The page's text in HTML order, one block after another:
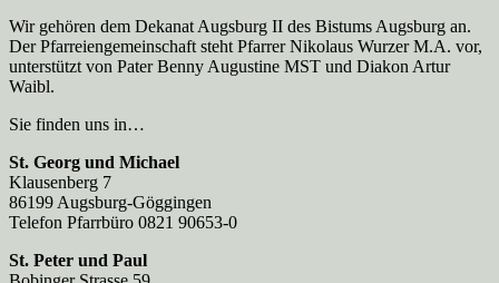
Wir gehören dem Dekanat Augsburg II des Bistums Augsburg an.
Der Pfarreien­gemeinschaft steht Pfarrer Nikolaus Wurzer M.A. vor,
unterstützt von Pater Benny Augustine MST und Diakon Artur
Waibl.
Sie finden uns in…
St. Georg und Michael
Klausenberg 7
86199 Augsburg-Göggingen
Telefon Pfarrbüro 0821 90653-0
St. Peter und Paul